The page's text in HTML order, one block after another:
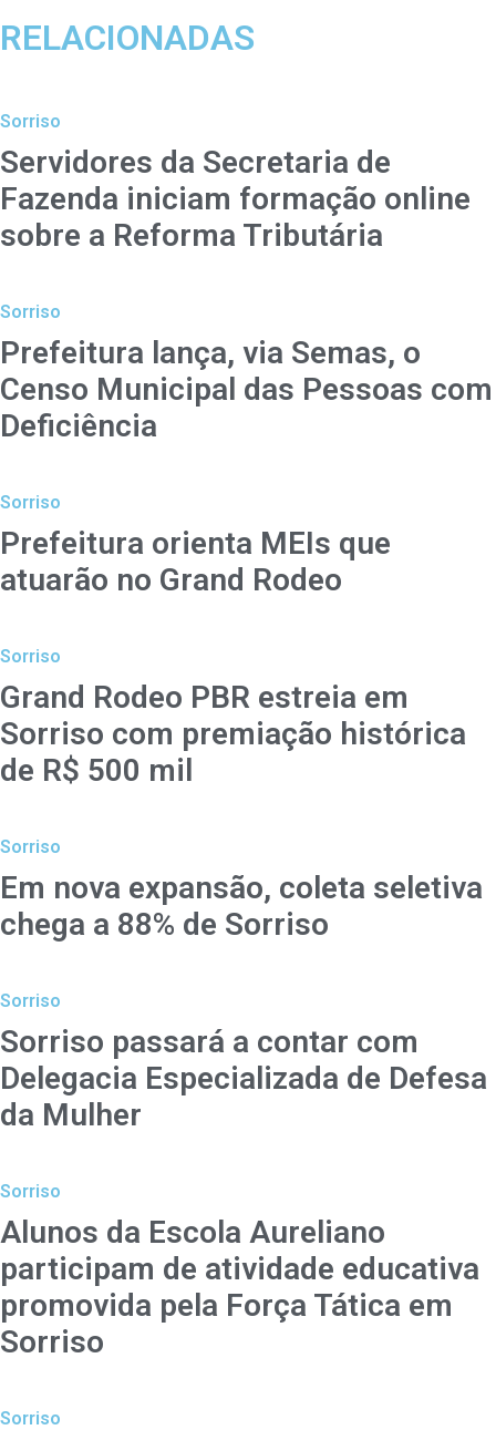
RELACIONADAS
Sorriso
Servidores da Secretaria de
Fazenda iniciam formação online
sobre a Reforma Tributária
Sorriso
Prefeitura lança, via Semas, o
Censo Municipal das Pessoas com
Deficiência
Sorriso
Prefeitura orienta MEIs que
atuarão no Grand Rodeo
Sorriso
Grand Rodeo PBR estreia em
Sorriso com premiação histórica
de R$ 500 mil
Sorriso
Em nova expansão, coleta seletiva
chega a 88% de Sorriso
Sorriso
Sorriso passará a contar com
Delegacia Especializada de Defesa
da Mulher
Sorriso
Alunos da Escola Aureliano
participam de atividade educativa
promovida pela Força Tática em
Sorriso
Sorriso